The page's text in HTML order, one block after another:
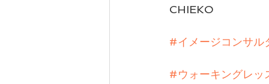
CHIEKO
#イメージコンサル
#ウォーキングレッ